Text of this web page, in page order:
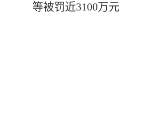
等被罚近3100万元